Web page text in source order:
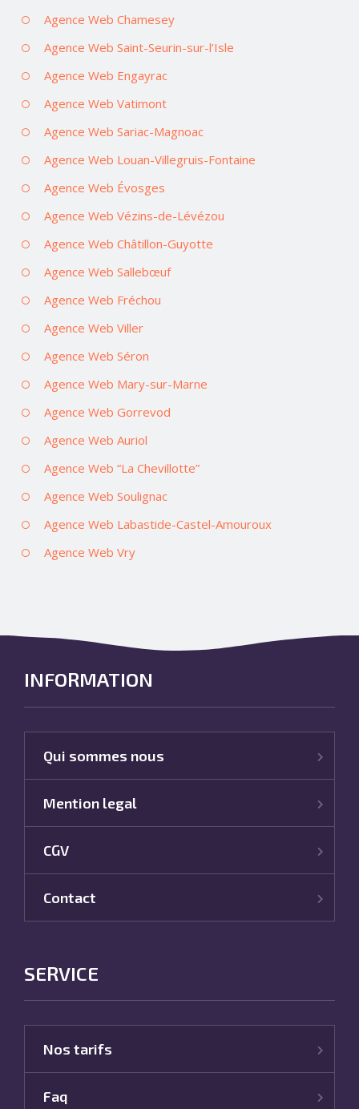
Agence Web Chamesey
Agence Web Saint-Seurin-sur-l’Isle
Agence Web Engayrac
Agence Web Vatimont
Agence Web Sariac-Magnoac
Agence Web Louan-Villegruis-Fontaine
Agence Web Évosges
Agence Web Vézins-de-Lévézou
Agence Web Châtillon-Guyotte
Agence Web Sallebœuf
Agence Web Fréchou
Agence Web Viller
Agence Web Séron
Agence Web Mary-sur-Marne
Agence Web Gorrevod
Agence Web Auriol
Agence Web “La Chevillotte”
Agence Web Soulignac
Agence Web Labastide-Castel-Amouroux
Agence Web Vry
INFORMATION
Qui sommes nous
Mention legal
CGV
Contact
SERVICE
Nos tarifs
Faq